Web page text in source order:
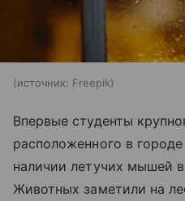
источник: Freepik
Впервые студенты
расположенного в
наличии летучих мышей
Животных заметили на